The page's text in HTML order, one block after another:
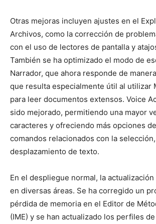
Otras mejoras incluyen ajustes en el
Archivos, como la corrección de
con el uso de lectores de pantalla y
También se ha optimizado el modo de
Narrador, que ahora responde de
que resulta especialmente útil al utilizar
para leer documentos extensos. Voice
sido mejorado, permitiendo una mayor
caracteres y ofreciendo más opciones
comandos relacionados con la
desplazamiento de texto.
En el despliegue normal, la
en diversas áreas. Se ha corregido un
pérdida de memoria en el Editor de
(IME) y se han actualizado los perfiles